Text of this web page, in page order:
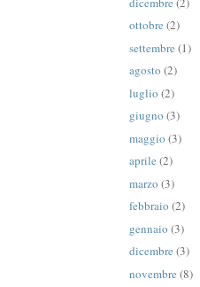
ottobre (2)
settembre (1)
agosto (2)
luglio (2)
giugno (3)
maggio (3)
aprile (2)
marzo (3)
febbraio (2)
gennaio (3)
dicembre (3)
novembre (8)